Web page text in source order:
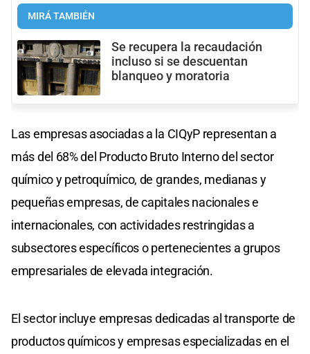
MIRÁ TAMBIÉN
Se recupera la recaudación
incluso si se descuentan
blanqueo y moratoria
Las empresas asociadas a la CIQyP representan a
más del 68% del Producto Bruto Interno del sector
químico y petroquímico, de grandes, medianas y
pequeñas empresas, de capitales nacionales e
internacionales, con actividades restringidas a
subsectores específicos o pertenecientes a grupos
empresariales de elevada integración.
El sector incluye empresas dedicadas al transporte de
productos químicos y empresas especializadas en el